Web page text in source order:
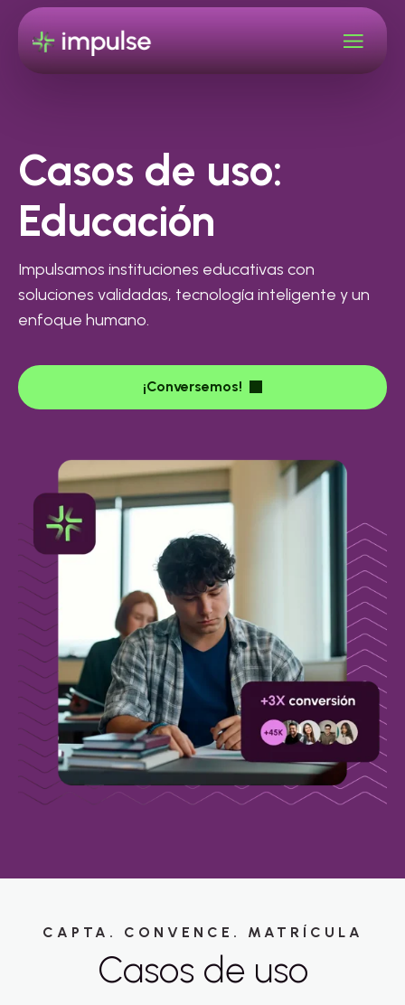
Casos de uso:
Educación
Impulsamos instituciones educativas con
soluciones validadas, tecnología inteligente y un
enfoque humano.
¡Conversemos!
CAPTA. CONVENCE. MATRÍCULA
Casos de uso